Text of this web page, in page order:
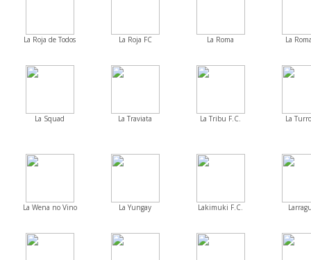
La Roja de Todos La Roja FC La Roma La
La Squad La Traviata La Tribu F.C. La
La Wena no Vino La Yungay Lakimuki F.C.